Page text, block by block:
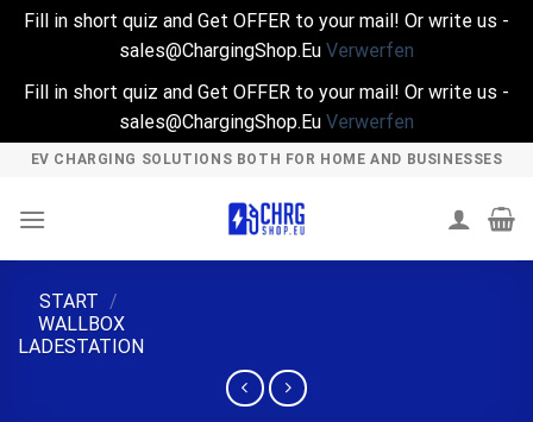
Fill in short quiz and Get OFFER to your mail! Or write us -
sales@ChargingShop.Eu Verwerfen
Fill in short quiz and Get OFFER to your mail! Or write us -
sales@ChargingShop.Eu Verwerfen
Skip
content
EV CHARGING SOLUTIONS BOTH FOR HOME AND BUSINESSES
START /
WALLBOX
LADESTATION